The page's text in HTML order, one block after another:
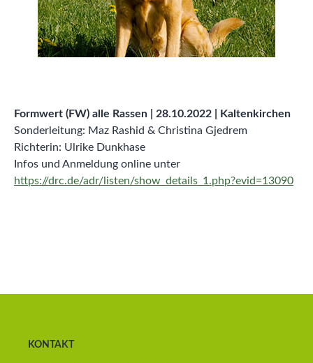
Formwert (FW) alle Rassen | 28.10.2022 | Kaltenkirchen
Sonderleitung: Maz Rashid & Christina Gjedrem
Richterin: Ulrike Dunkhase
Infos und Anmeldung online unter
https://drc.de/adr/listen/show_details_1.php?evid=13090
KONTAKT